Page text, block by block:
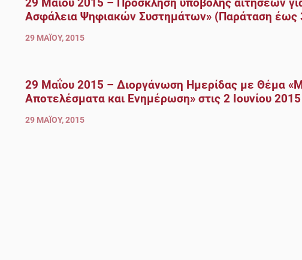
Ασφάλεια Ψηφιακών Συστημάτων» (Παράταση έως
29 ΜΑΪ́ΟΥ, 2015
29 Μαΐου 2015 – Διοργάνωση Ημερίδας με Θέμα
Αποτελέσματα και Ενημέρωση» στις 2 Ιουνίου 2015
29 ΜΑΪ́ΟΥ, 2015